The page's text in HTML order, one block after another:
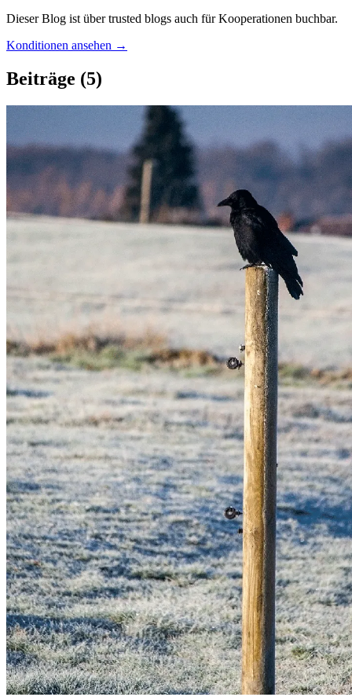
Dieser Blog ist über trusted blogs auch für Kooperationen buchbar.
Konditionen ansehen →
Beiträge (5)